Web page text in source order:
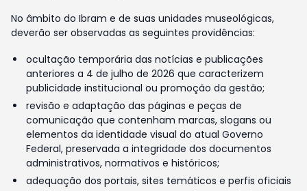
No âmbito do Ibram e de suas unidades museológicas,
deverão ser observadas as seguintes providências:
ocultação temporária das notícias e publicações
anteriores a 4 de julho de 2026 que caracterizem
publicidade institucional ou promoção da gestão;
revisão e adaptação das páginas e peças de
comunicação que contenham marcas, slogans ou
elementos da identidade visual do atual Governo
Federal, preservada a integridade dos documentos
administrativos, normativos e históricos;
adequação dos portais, sites temáticos e perfis oficiais